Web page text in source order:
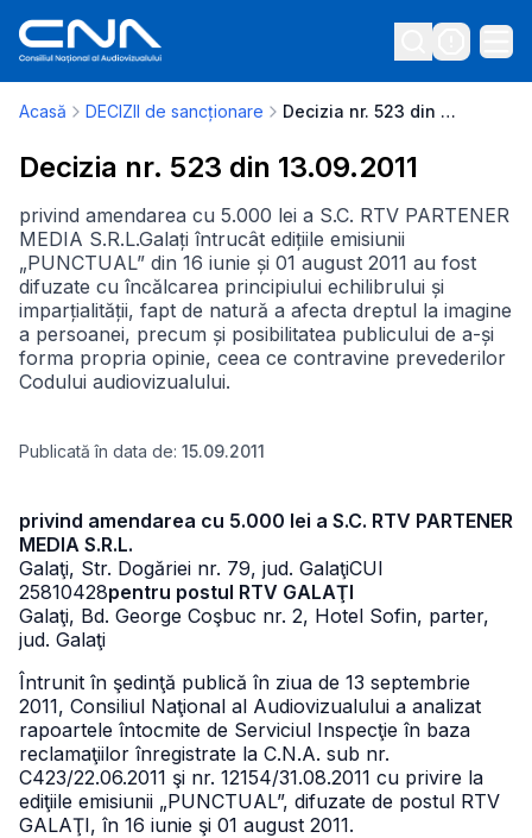
Acasă DECIZII de sancționare Decizia nr. 523 din 13.09.2011
Decizia nr. 523 din 13.09.2011
privind amendarea cu 5.000 lei a S.C. RTV PARTENER
MEDIA S.R.L.Galați întrucât edițiile emisiunii
„PUNCTUAL” din 16 iunie și 01 august 2011 au fost
difuzate cu încălcarea principiului echilibrului și
imparțialității, fapt de natură a afecta dreptul la imagine
a persoanei, precum și posibilitatea publicului de a-și
forma propria opinie, ceea ce contravine prevederilor
Codului audiovizualului.
Publicată în data de: 15.09.2011
privind amendarea cu 5.000 lei a S.C. RTV PARTENER
MEDIA S.R.L.
Galaţi, Str. Dogăriei nr. 79, jud. GalaţiCUI
25810428pentru postul RTV GALAŢI
Galaţi, Bd. George Coşbuc nr. 2, Hotel Sofin, parter,
jud. Galaţi
Întrunit în şedinţă publică în ziua de 13 septembrie
2011, Consiliul Naţional al Audiovizualului a analizat
rapoartele întocmite de Serviciul Inspecţie în baza
reclamaţiilor înregistrate la C.N.A. sub nr.
C423/22.06.2011 şi nr. 12154/31.08.2011 cu privire la
ediţiile emisiunii „PUNCTUAL”, difuzate de postul RTV
GALAŢI, în 16 iunie şi 01 august 2011.